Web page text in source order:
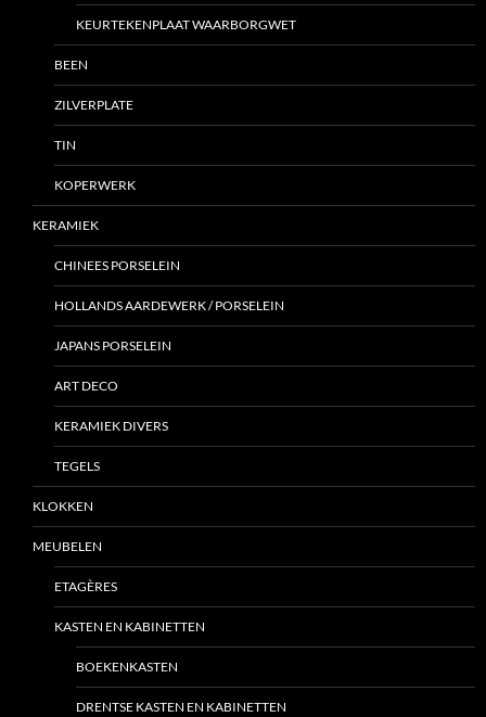
KEURTEKENPLAAT WAARBORGWET
BEEN
ZILVERPLATE
TIN
KOPERWERK
KERAMIEK
CHINEES PORSELEIN
HOLLANDS AARDEWERK / PORSELEIN
JAPANS PORSELEIN
ART DECO
KERAMIEK DIVERS
TEGELS
KLOKKEN
MEUBELEN
ETAGÈRES
KASTEN EN KABINETTEN
BOEKENKASTEN
DRENTSE KASTEN EN KABINETTEN